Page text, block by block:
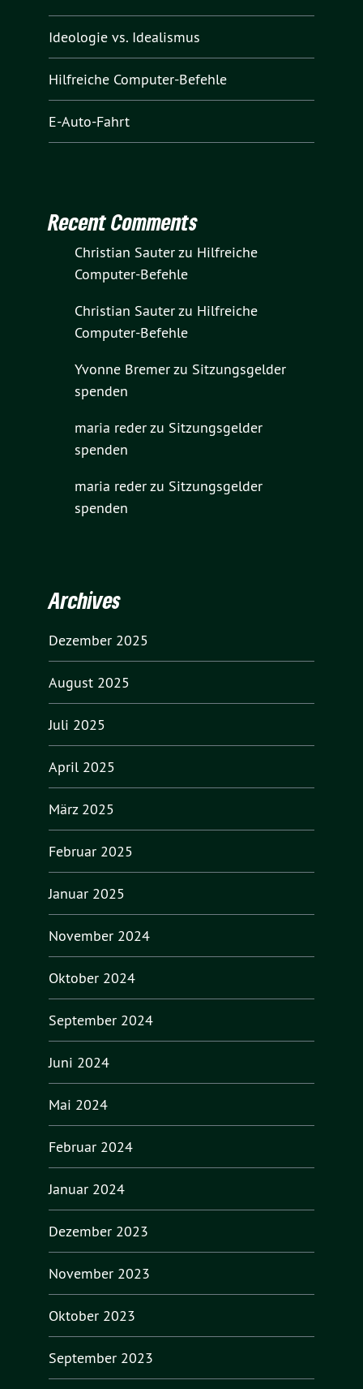
Ideologie vs. Idealismus
Hilfreiche Computer-Befehle
E-Auto-Fahrt
Recent Comments
Christian Sauterzu Hilfreiche
Computer-Befehle
Christian Sauterzu Hilfreiche
Computer-Befehle
Yvonne Bremerzu Sitzungsgelder
spenden
maria rederzu Sitzungsgelder
spenden
maria rederzu Sitzungsgelder
spenden
Archives
Dezember 2025
August 2025
Juli 2025
April 2025
März 2025
Februar 2025
Januar 2025
November 2024
Oktober 2024
September 2024
Juni 2024
Mai 2024
Februar 2024
Januar 2024
Dezember 2023
November 2023
Oktober 2023
September 2023